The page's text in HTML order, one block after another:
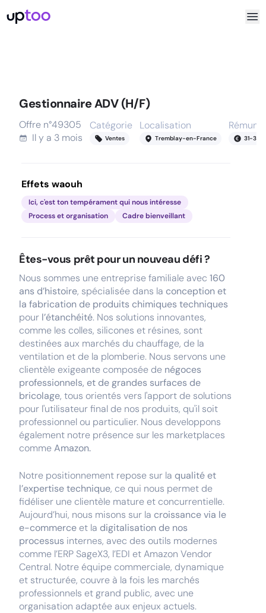
Gestionnaire ADV (H/F)
Offre n°49305
Il y a 3 mois
Catégorie
Ventes
Localisation
Tremblay-en-France 31-31
Effets waouh
Ici, c'est ton tempérament qui nous intéresse
Process et organisation
Cadre bienveillant
Êtes-vous prêt pour un nouveau défi ?
Nous sommes une entreprise familiale avec 160
ans d’histoire, spécialisée dans la conception et
la fabrication de produits chimiques techniques
pour l’étanchéité. Nos solutions innovantes,
comme les colles, silicones et résines, sont
destinées aux marchés du chauffage, de la
ventilation et de la plomberie. Nous servons une
clientèle exigeante composée de négoces
professionnels, et de grandes surfaces de
bricolage, tous orientés vers l'apport de solutions
pour l'utilisateur final de nos produits, qu'il soit
professionnel ou particulier. Nous developpons
également notre présence sur les marketplaces
commeAmazon.
Notre positionnement repose sur la qualité et
l’expertise technique, ce qui nous permet de
fidéliser une clientèle mature et concurrentielle.
Aujourd’hui, nous misons sur la croissance via le
e-commerce et la digitalisation de nos
processus internes, avec des outils modernes
comme l’ERP SageX3, l’EDI et Amazon Vendor
Central. Notre équipe commerciale, dynamique
et structurée, couvre à la fois les marchés
professionnels et grand public, avec une
organisation adaptée aux enjeux actuels.